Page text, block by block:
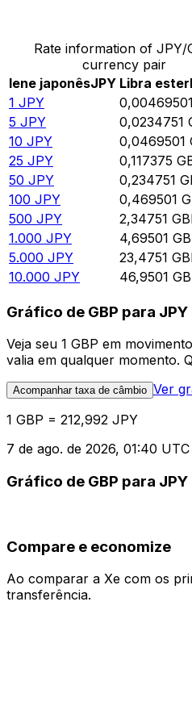
Rate information of JPY/
currency pair
Iene japonêsJPY Libra
1 JPY 0,00469501
5 JPY 0,0234751
10 JPY 0,0469501
25 JPY 0,117375
50 JPY 0,234751
100 JPY 0,469501
500 JPY 2,34751
1.000 JPY 4,69501
5.000 JPY 23,4751
10.000 JPY 46,9501
Gráfico de GBP para JPY
Veja seu 1 GBP em
valia em qualquer momento.
Acompanhar taxa de câmbio Ver
1 GBP = 212,992 JPY
7 de ago. de 2026, 01:40 UTC
Gráfico de GBP para JPY
Compare e economize
Ao comparar a Xe com os
transferência.